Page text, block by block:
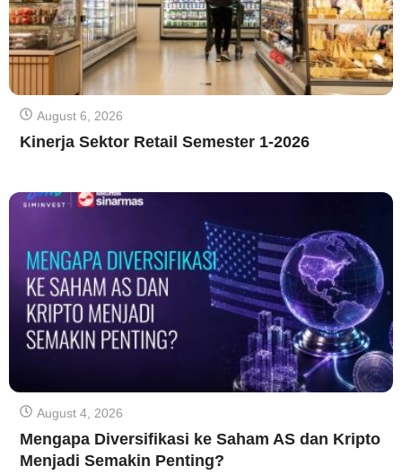
August 6, 2026
Kinerja Sektor Retail Semester 1-2026
August 4, 2026
Mengapa Diversifikasi ke Saham AS dan Kripto
Menjadi Semakin Penting?